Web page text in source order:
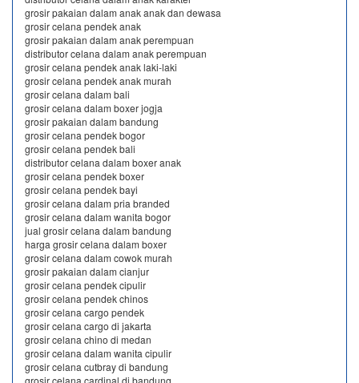
grosir pakaian dalam anak anak dan dewasa
grosir celana pendek anak
grosir pakaian dalam anak perempuan
distributor celana dalam anak perempuan
grosir celana pendek anak laki-laki
grosir celana pendek anak murah
grosir celana dalam bali
grosir celana dalam boxer jogja
grosir pakaian dalam bandung
grosir celana pendek bogor
grosir celana pendek bali
distributor celana dalam boxer anak
grosir celana pendek boxer
grosir celana pendek bayi
grosir celana dalam pria branded
grosir celana dalam wanita bogor
jual grosir celana dalam bandung
harga grosir celana dalam boxer
grosir celana dalam cowok murah
grosir pakaian dalam cianjur
grosir celana pendek cipulir
grosir celana pendek chinos
grosir celana cargo pendek
grosir celana cargo di jakarta
grosir celana chino di medan
grosir celana dalam wanita cipulir
grosir celana cutbray di bandung